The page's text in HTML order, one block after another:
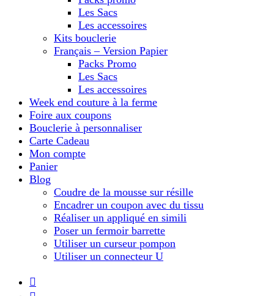
Les Sacs
Les accessoires
Kits bouclerie
Français – Version Papier
Packs Promo
Les Sacs
Les accessoires
Week end couture à la ferme
Foire aux coupons
Bouclerie à personnaliser
Carte Cadeau
Mon compte
Panier
Blog
Coudre de la mousse sur résille
Encadrer un coupon avec du tissu
Réaliser un appliqué en simili
Poser un fermoir barrette
Utiliser un curseur pompon
Utiliser un connecteur U